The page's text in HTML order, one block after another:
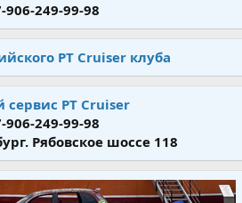
906-249-99-98
PT Cruiser клуба
сервис PT Cruiser
906-249-99-98
Рябовское шоссе 118